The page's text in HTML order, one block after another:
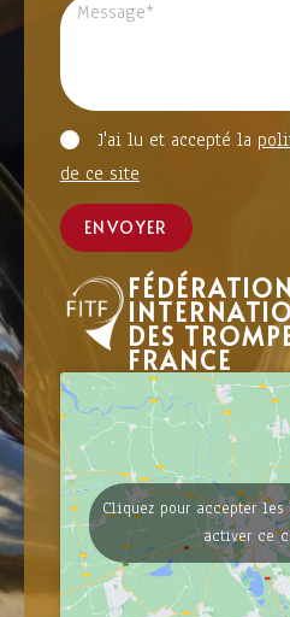
J'ai lu et accepté la
de ce site
ENVOYER
DES
FRANCE
Cliquez pour accepter
activer ce